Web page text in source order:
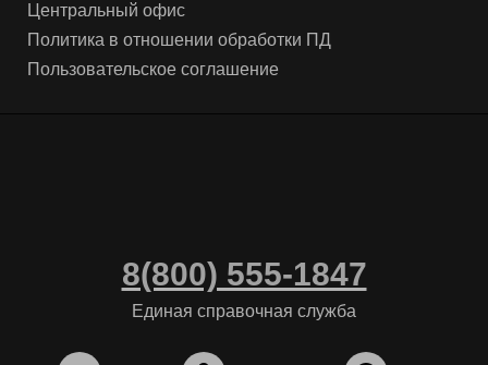
Центральный офис
Политика в отношении обработки ПД
Пользовательское соглашение
8(800) 555-1847
Единая справочная служба